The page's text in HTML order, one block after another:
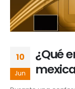
10
Jun
¿Qué